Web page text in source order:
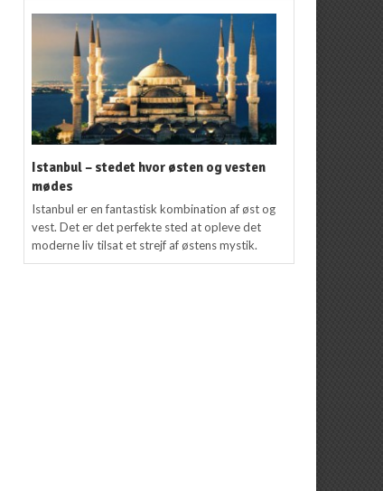
Istanbul – stedet hvor østen og vesten
mødes
Istanbul er en fantastisk kombination af øst og
vest. Det er det perfekte sted at opleve det
moderne liv tilsat et strejf af østens mystik.